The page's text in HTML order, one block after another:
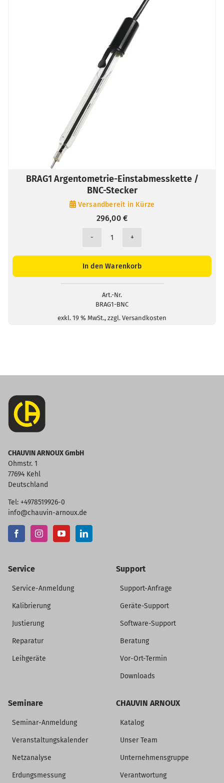
BRAG1 Argentometrie-Einstabmesskette /
BNC-Stecker
Versandbereit in Kürze
296,00€
BRAG1
Einstabmesskette
Stecker
Menge
In den Warenkorb
Art.-Nr.
BRAG1-BNC
exkl. 19 % MwSt., zzgl. Versandkosten
CHAUVIN ARNOUX GmbH
Ohmstr. 1
77694 Kehl
Deutschland
Tel: +4978519926-0
info@chauvin-arnoux.de
Service
Service-Anmeldung
Kalibrierung
Justierung
Reparatur
Leihgeräte
Support
Support-Anfrage
Geräte-Support
Software-Support
Beratung
Vor-Ort-Termin
Downloads
Seminare
Seminar-Anmeldung
Veranstaltungskalender
Netzanalyse
Erdungsmessung
CHAUVIN ARNOUX
Katalog
Unser Team
Unternehmensgruppe
Verantwortung